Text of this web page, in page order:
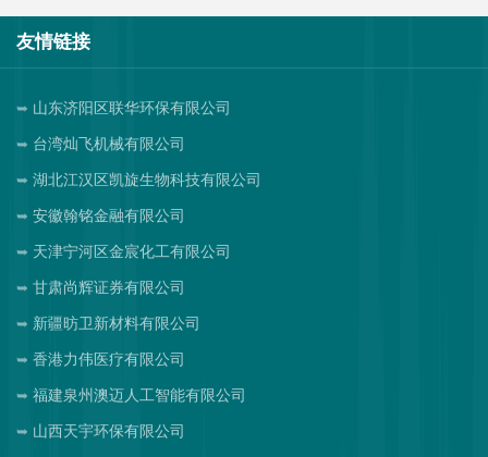
友情链接
山东济阳区联华环保有限公司
台湾灿飞机械有限公司
湖北江汉区凯旋生物科技有限公司
安徽翰铭金融有限公司
天津宁河区金宸化工有限公司
甘肃尚辉证券有限公司
新疆昉卫新材料有限公司
香港力伟医疗有限公司
福建泉州澳迈人工智能有限公司
山西天宇环保有限公司